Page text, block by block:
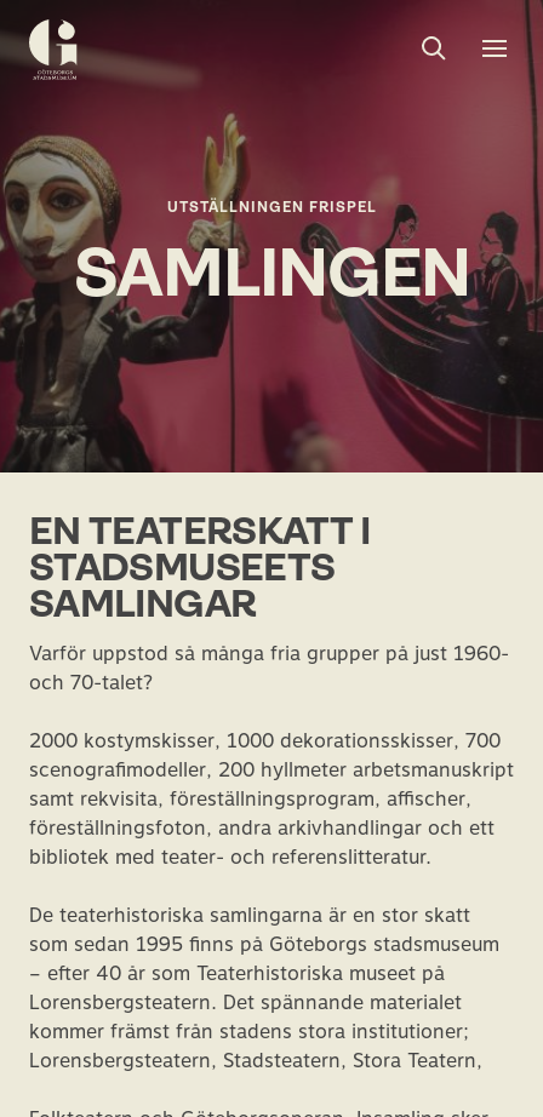
Göteborgs
stadsmuseum
Sök
Toggle
meny
UTSTÄLLNINGEN FRISPEL
SAMLINGEN
EN TEATERSKATT I
STADSMUSEETS
SAMLINGAR
Varför uppstod så många fria grupper på just 1960-
och 70-talet?
2000 kostymskisser, 1000 dekorationsskisser, 700
scenografimodeller, 200 hyllmeter arbetsmanuskript
samt rekvisita, föreställningsprogram, affischer,
föreställningsfoton, andra arkivhandlingar och ett
bibliotek med teater- och referenslitteratur.
De teaterhistoriska samlingarna är en stor skatt
som sedan 1995 finns på Göteborgs stadsmuseum
– efter 40 år som Teaterhistoriska museet på
Lorensbergsteatern. Det spännande materialet
kommer främst från stadens stora institutioner;
Lorensbergsteatern, Stadsteatern, Stora Teatern,